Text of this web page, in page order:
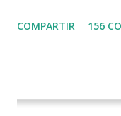
COMPARTIR 156